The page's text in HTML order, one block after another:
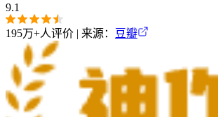
9.1
195万+人评价 | 来源： 豆瓣